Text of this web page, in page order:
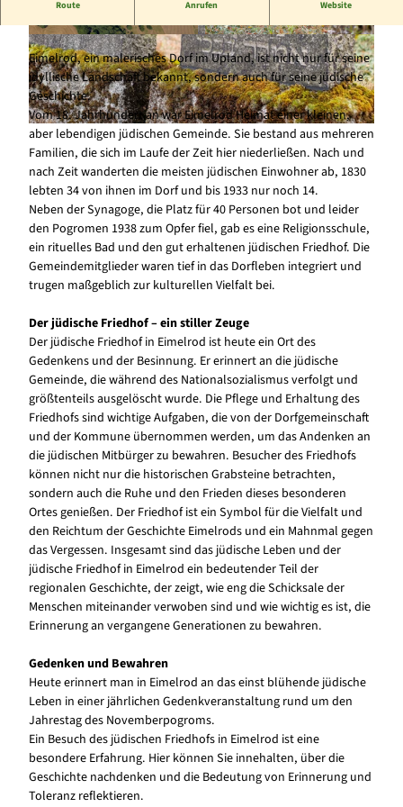
© 2018 Markus W. Lambrecht |CC-BY-SA
© Tourist-Information Willingen, Maik Juleman
n |CC-BY-SA
© 2018 Markus W. Lambrecht |CC-BY-SA
Route Anrufen Website
Entdecken Sie ein Stück vergessener Geschichte
Eimelrod, ein malerisches Dorf im Upland, ist nicht nur für seine
idyllische Landschaft bekannt, sondern auch für seine jüdische
Geschichte.
Vom 18. Jahrhundert an war Eimelrod Heimat einer kleinen,
aber lebendigen jüdischen Gemeinde. Sie bestand aus mehreren
Familien, die sich im Laufe der Zeit hier niederließen. Nach und
nach Zeit wanderten die meisten jüdischen Einwohner ab, 1830
lebten 34 von ihnen im Dorf und bis 1933 nur noch 14.
Neben der Synagoge, die Platz für 40 Personen bot und leider
den Pogromen 1938 zum Opfer fiel, gab es eine Religionsschule,
ein rituelles Bad und den gut erhaltenen jüdischen Friedhof. Die
Gemeindemitglieder waren tief in das Dorfleben integriert und
trugen maßgeblich zur kulturellen Vielfalt bei.
Der jüdische Friedhof – ein stiller Zeuge
Der jüdische Friedhof in Eimelrod ist heute ein Ort des
Gedenkens und der Besinnung. Er erinnert an die jüdische
Gemeinde, die während des Nationalsozialismus verfolgt und
größtenteils ausgelöscht wurde. Die Pflege und Erhaltung des
Friedhofs sind wichtige Aufgaben, die von der Dorfgemeinschaft
und der Kommune übernommen werden, um das Andenken an
die jüdischen Mitbürger zu bewahren. Besucher des Friedhofs
können nicht nur die historischen Grabsteine betrachten,
sondern auch die Ruhe und den Frieden dieses besonderen
Ortes genießen. Der Friedhof ist ein Symbol für die Vielfalt und
den Reichtum der Geschichte Eimelrods und ein Mahnmal gegen
das Vergessen. Insgesamt sind das jüdische Leben und der
jüdische Friedhof in Eimelrod ein bedeutender Teil der
regionalen Geschichte, der zeigt, wie eng die Schicksale der
Menschen miteinander verwoben sind und wie wichtig es ist, die
Erinnerung an vergangene Generationen zu bewahren.
Gedenken und Bewahren
Heute erinnert man in Eimelrod an das einst blühende jüdische
Leben in einer jährlichen Gedenkveranstaltung rund um den
Jahrestag des Novemberpogroms.
Ein Besuch des jüdischen Friedhofs in Eimelrod ist eine
besondere Erfahrung. Hier können Sie innehalten, über die
Geschichte nachdenken und die Bedeutung von Erinnerung und
Toleranz reflektieren.